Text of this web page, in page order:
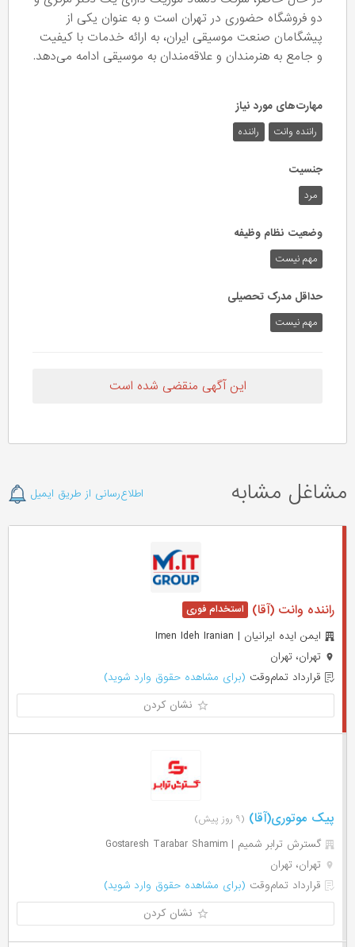
دو فروشگاه حضوری در تهران است و به عنوان یکی از
پیشگامان صنعت موسیقی ایران، به ارائه خدمات با کیفیت
و جامع به هنرمندان و علاقه‌مندان به موسیقی ادامه می‌دهد.
مهارت‌های مورد نیاز
راننده وانت راننده
جنسیت
مرد
وضعیت نظام وظیفه
مهم‌ نیست
حداقل مدرک تحصیلی
مهم نیست
این آگهی منقضی شده است
مشاغل مشابه اطلاع‌رسانی از طریق ایمیل
راننده وانت (آقا)
ایمن ایده ایرانیان | Imen Ideh Iranian
تهران، تهران
قرارداد تمام‌وقت (برای مشاهده حقوق وارد شوید)
نشان کردن
پیک موتوری(آقا) (۹ روز پیش)
گسترش ترابر شمیم | Gostaresh Tarabar Shamim
تهران، تهران
قرارداد تمام‌وقت (برای مشاهده حقوق وارد شوید)
نشان کردن